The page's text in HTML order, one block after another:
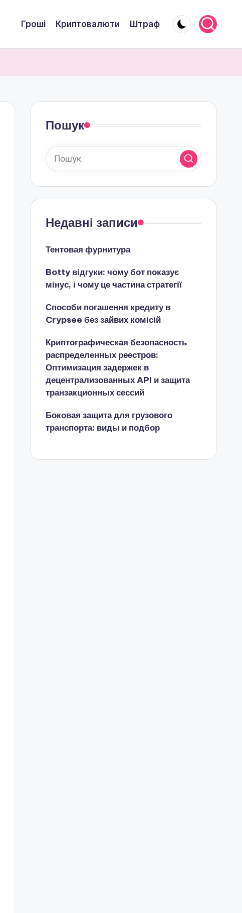
Гроші Криптовалюти Штраф
Пошук
Недавні записи
Тентовая фурнитура
Botty відгуки: чому бот показує
мінус, і чому це частина стратегії
Способи погашення кредиту в
Crypsee без зайвих комісій
Криптографическая безопасность
распределенных реестров:
Оптимизация задержек в
децентрализованных API и защита
транзакционных сессий
Боковая защита для грузового
транспорта: виды и подбор